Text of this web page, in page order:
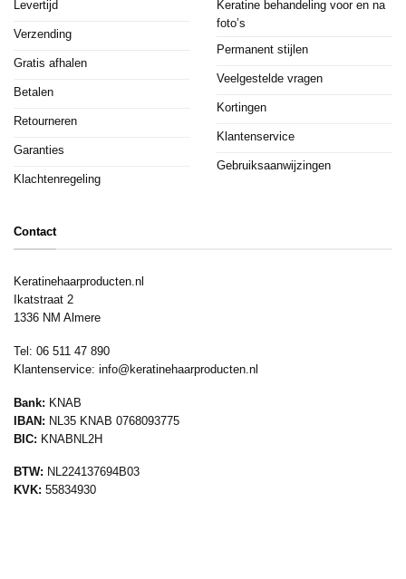
Levertijd
Verzending
Gratis afhalen
Betalen
Retourneren
Garanties
Klachtenregeling
Keratine behandeling voor en na
foto’s
Permanent stijlen
Veelgestelde vragen
Kortingen
Klantenservice
Gebruiksaanwijzingen
Contact
Keratinehaarproducten.nl
Ikatstraat 2
1336 NM Almere
Tel: 06 511 47 890
Klantenservice: info@keratinehaarproducten.nl
Bank: KNAB
IBAN: NL35 KNAB 0768093775
BIC: KNABNL2H
BTW: NL224137694B03
KVK: 55834930